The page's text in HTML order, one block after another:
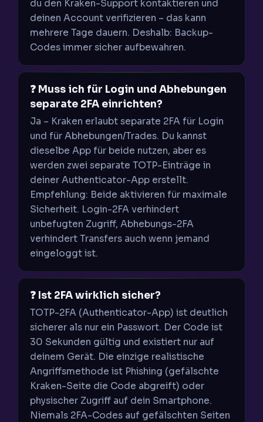
du den Kraken-Support kontaktieren und
deinen Account verifizieren – das kann
mehrere Tage dauern. Deshalb: Backup-
Codes immer sicher aufbewahren.
❓ Muss ich für Login und Abhebungen
separate 2FA einrichten?
Ja – Kraken erlaubt separate 2FA für Login
und für Abhebungen/Trades. Du kannst
dieselbe App für beide nutzen, aber es
werden zwei separate TOTP-Einträge in
deiner Authenticator-App erstellt.
Empfehlung: Beide aktivieren für maximale
Sicherheit. Login-2FA verhindert
unbefugten Zugriff, Abhebungs-2FA
verhindert Transfers auch wenn jemand
eingeloggt ist.
❓ Ist 2FA wirklich sicher?
TOTP-2FA (Authenticator-App) ist deutlich
sicherer als nur ein Passwort. Der Code ist
30 Sekunden gültig und existiert nur auf
deinem Gerät. Die einzige realistische
Angriffsmethode ist Phishing (gefälschte
Kraken-Seite die Code abgreift) oder
physischer Zugriff auf dein Smartphone.
Niemals 2FA-Codes auf gefälschten Seiten